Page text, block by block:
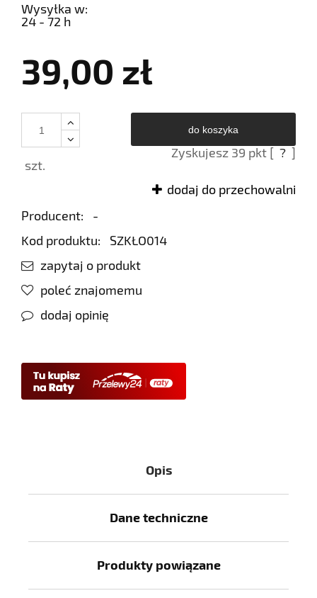
Wysyłka w:
24 - 72 h
39,00 zł
szt.
do koszyka
Zyskujesz 39 pkt [ ? ]
dodaj do przechowalni
Producent:
-
Kod produktu:
SZKŁO014
zapytaj o produkt
poleć znajomemu
dodaj opinię
Opis
Dane techniczne
Produkty powiązane